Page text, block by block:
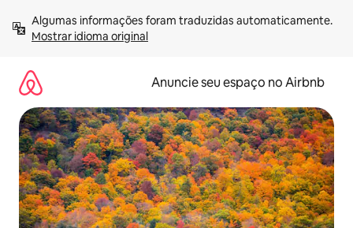
para
Mostrar idioma original
Anuncie seu espaço no Airbnb